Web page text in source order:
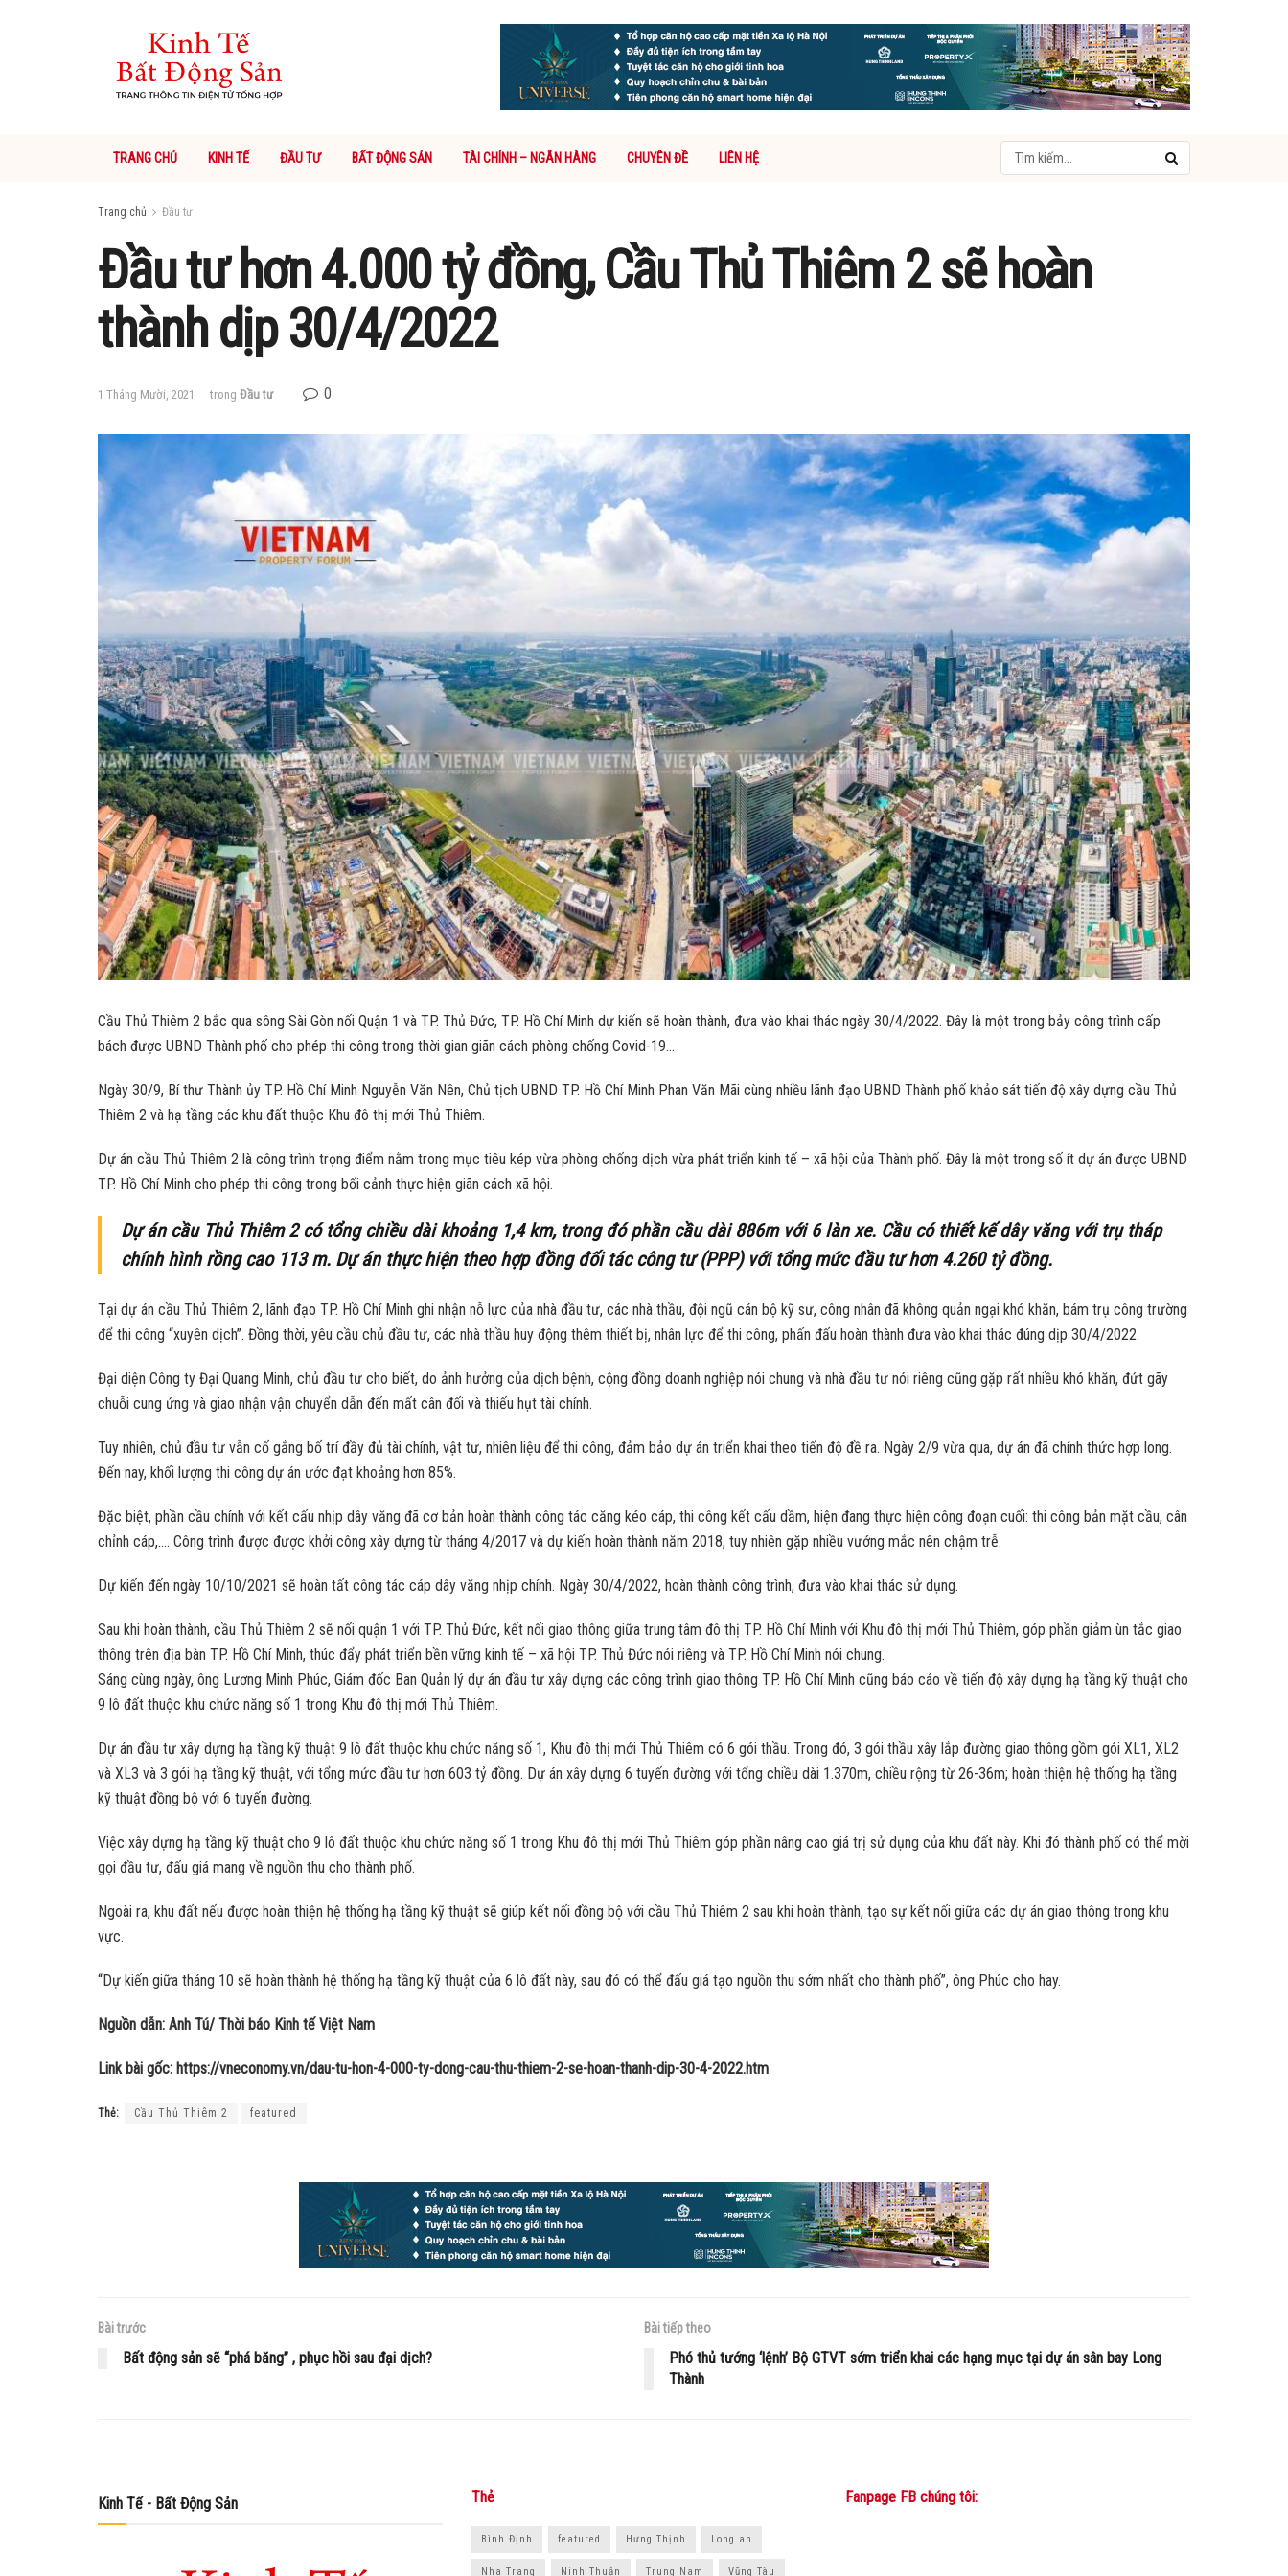
TRANG CHỦ KINH TẾ ĐẦU TƯ BẤT ĐỘNG SẢN TÀI CHÍNH – NGÂN HÀNG CHUYÊN ĐỀ LIÊN HỆ
Trang chủ Đầu tư
Đầu tư hơn 4.000 tỷ đồng, Cầu Thủ Thiêm 2 sẽ hoàn
thành dịp 30/4/2022
1 Tháng Mười, 2021 trong Đầu tư 0
Cầu Thủ Thiêm 2 bắc qua sông Sài Gòn nối Quận 1 và TP. Thủ Đức, TP. Hồ Chí Minh dự kiến sẽ hoàn thành, đưa vào khai thác ngày 30/4/2022. Đây là một trong bảy công trình cấp
bách được UBND Thành phố cho phép thi công trong thời gian giãn cách phòng chống Covid-19…
Ngày 30/9, Bí thư Thành ủy TP. Hồ Chí Minh Nguyễn Văn Nên, Chủ tịch UBND TP. Hồ Chí Minh Phan Văn Mãi cùng nhiều lãnh đạo UBND Thành phố khảo sát tiến độ xây dựng cầu Thủ
Thiêm 2 và hạ tầng các khu đất thuộc Khu đô thị mới Thủ Thiêm.
Dự án cầu Thủ Thiêm 2 là công trình trọng điểm nằm trong mục tiêu kép vừa phòng chống dịch vừa phát triển kinh tế – xã hội của Thành phố. Đây là một trong số ít dự án được UBND
TP. Hồ Chí Minh cho phép thi công trong bối cảnh thực hiện giãn cách xã hội.
Dự án cầu Thủ Thiêm 2 có tổng chiều dài khoảng 1,4 km, trong đó phần cầu dài 886m với 6 làn xe. Cầu có thiết kế dây văng với trụ tháp
chính hình rồng cao 113 m. Dự án thực hiện theo hợp đồng đối tác công tư (PPP) với tổng mức đầu tư hơn 4.260 tỷ đồng.
Tại dự án cầu Thủ Thiêm 2, lãnh đạo TP. Hồ Chí Minh ghi nhận nỗ lực của nhà đầu tư, các nhà thầu, đội ngũ cán bộ kỹ sư, công nhân đã không quản ngại khó khăn, bám trụ công trường
để thi công “xuyên dịch”. Đồng thời, yêu cầu chủ đầu tư, các nhà thầu huy động thêm thiết bị, nhân lực để thi công, phấn đấu hoàn thành đưa vào khai thác đúng dịp 30/4/2022.
Đại diện Công ty Đại Quang Minh, chủ đầu tư cho biết, do ảnh hưởng của dịch bệnh, cộng đồng doanh nghiệp nói chung và nhà đầu tư nói riêng cũng gặp rất nhiều khó khăn, đứt gãy
chuỗi cung ứng và giao nhận vận chuyển dẫn đến mất cân đối và thiếu hụt tài chính.
Tuy nhiên, chủ đầu tư vẫn cố gắng bố trí đầy đủ tài chính, vật tư, nhiên liệu để thi công, đảm bảo dự án triển khai theo tiến độ đề ra. Ngày 2/9 vừa qua, dự án đã chính thức hợp long.
Đến nay, khối lượng thi công dự án ước đạt khoảng hơn 85%.
Đặc biệt, phần cầu chính với kết cấu nhịp dây văng đã cơ bản hoàn thành công tác căng kéo cáp, thi công kết cấu dầm, hiện đang thực hiện công đoạn cuối: thi công bản mặt cầu, cân
chỉnh cáp,…. Công trình được được khởi công xây dựng từ tháng 4/2017 và dự kiến hoàn thành năm 2018, tuy nhiên gặp nhiều vướng mắc nên chậm trễ.
Dự kiến đến ngày 10/10/2021 sẽ hoàn tất công tác cáp dây văng nhịp chính. Ngày 30/4/2022, hoàn thành công trình, đưa vào khai thác sử dụng.
Sau khi hoàn thành, cầu Thủ Thiêm 2 sẽ nối quận 1 với TP. Thủ Đức, kết nối giao thông giữa trung tâm đô thị TP. Hồ Chí Minh với Khu đô thị mới Thủ Thiêm, góp phần giảm ùn tắc giao
thông trên địa bàn TP. Hồ Chí Minh, thúc đẩy phát triển bền vững kinh tế – xã hội TP. Thủ Đức nói riêng và TP. Hồ Chí Minh nói chung.
Sáng cùng ngày, ông Lương Minh Phúc, Giám đốc Ban Quản lý dự án đầu tư xây dựng các công trình giao thông TP. Hồ Chí Minh cũng báo cáo về tiến độ xây dựng hạ tầng kỹ thuật cho
9 lô đất thuộc khu chức năng số 1 trong Khu đô thị mới Thủ Thiêm.
Dự án đầu tư xây dựng hạ tầng kỹ thuật 9 lô đất thuộc khu chức năng số 1, Khu đô thị mới Thủ Thiêm có 6 gói thầu. Trong đó, 3 gói thầu xây lắp đường giao thông gồm gói XL1, XL2
và XL3 và 3 gói hạ tầng kỹ thuật, với tổng mức đầu tư hơn 603 tỷ đồng. Dự án xây dựng 6 tuyến đường với tổng chiều dài 1.370m, chiều rộng từ 26-36m; hoàn thiện hệ thống hạ tầng
kỹ thuật đồng bộ với 6 tuyến đường.
Việc xây dựng hạ tầng kỹ thuật cho 9 lô đất thuộc khu chức năng số 1 trong Khu đô thị mới Thủ Thiêm góp phần nâng cao giá trị sử dụng của khu đất này. Khi đó thành phố có thể mời
gọi đầu tư, đấu giá mang về nguồn thu cho thành phố.
Ngoài ra, khu đất nếu được hoàn thiện hệ thống hạ tầng kỹ thuật sẽ giúp kết nối đồng bộ với cầu Thủ Thiêm 2 sau khi hoàn thành, tạo sự kết nối giữa các dự án giao thông trong khu
vực.
“Dự kiến giữa tháng 10 sẽ hoàn thành hệ thống hạ tầng kỹ thuật của 6 lô đất này, sau đó có thể đấu giá tạo nguồn thu sớm nhất cho thành phố”, ông Phúc cho hay.
Nguồn dẫn: Anh Tú/ Thời báo Kinh tế Việt Nam
Link bài gốc: https://vneconomy.vn/dau-tu-hon-4-000-ty-dong-cau-thu-thiem-2-se-hoan-thanh-dip-30-4-2022.htm
Thẻ: Cầu Thủ Thiêm 2 featured
Bài trước
Bất động sản sẽ “phá băng” , phục hồi sau đại dịch?
Bài tiếp theo
Phó thủ tướng ‘lệnh’ Bộ GTVT sớm triển khai các hạng mục tại dự án sân bay Long
Thành
Kinh Tế - Bất Động Sản Thẻ
Bình Định featured Hưng Thịnh Long an
Nha Trang Ninh Thuận Trung Nam Vũng Tàu
Fanpage FB chúng tôi: